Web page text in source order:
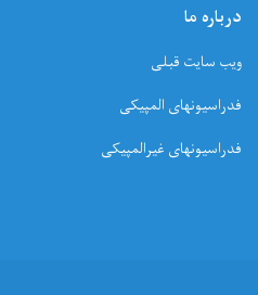
درباره ما
ویب سایت قبلی
فدراسیونهای المپیکی
فدراسیونهای غیرالمپیکی